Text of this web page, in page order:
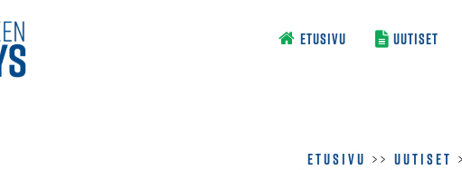
ETUSIVU UUTISET
Etusivu >> Uutiset